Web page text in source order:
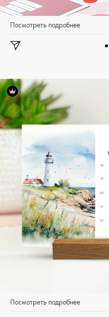
Посмотреть подробнее
Посмотреть подробнее